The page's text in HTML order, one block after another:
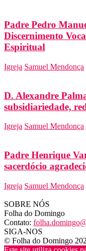
Padre Pedro
Discernimento
Espiritual
Igreja Samuel Mendonça
D. Alexandre
subsidiariedade,
Igreja Samuel Mendonça
Padre Henrique
sacerdócio
Igreja Samuel Mendonça
SOBRE NÓS
Folha do Domingo
Contato:
SIGA-NOS
© Folha do Domingo